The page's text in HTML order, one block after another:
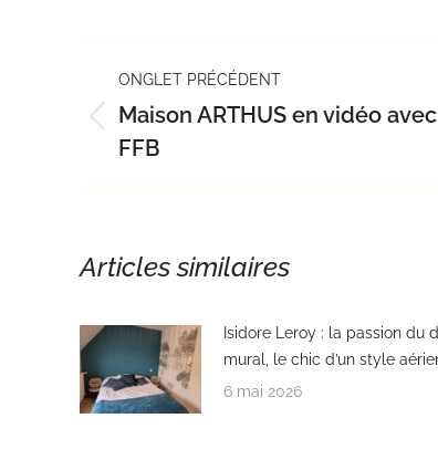
de
commentaire
ONGLET PRÉCÉDENT
Onglet
précédent
Maison ARTHUS en vidéo
FFB
Articles similaires
Isidore Leroy : la passion du
mural, le chic d’un style
6 mai 2026